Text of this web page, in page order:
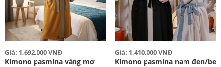
Giá: 1,692,000 VNĐ
Kimono pasmina vàng mơ
Giá: 1,410,000 VNĐ
Kimono pasmina nam đen/be